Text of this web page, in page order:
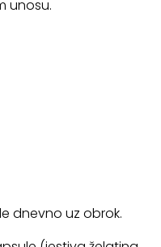
unosu.
dnevno uz obrok.